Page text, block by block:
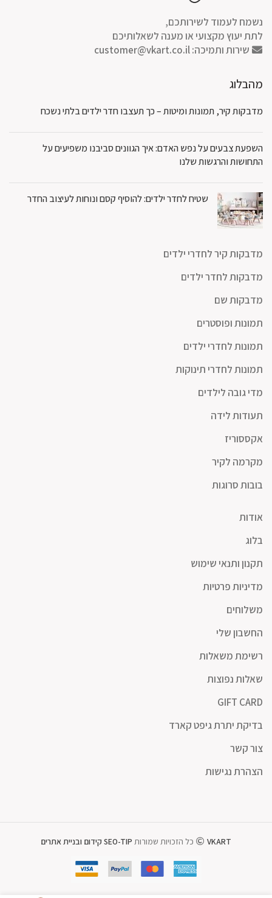
נשמח לעמוד לשירותכם,
לתת יעוץ מקצועי או מענה לשאלותיכם
שירות ותמיכה:customer@vkart.co.il
מהבלוג
מדבקות קיר, תמונות ומיטות – כך תעצבו חדר ילדים בלתי נשכח
השפעת צבעים על נפש האדם: איך הגוונים סביבנו משפיעים על
התחושות והרגשות שלנו
שטיח לחדר ילדים: להוסיף קסם ונוחות לעיצוב החדר
מדבקות קיר לחדרי ילדים
מדבקות לחדר ילדים
מדבקות שם
תמונות ופוסטרים
תמונות לחדרי ילדים
תמונות לחדרי תינוקות
מדי גובה לילדים
תעודות לידה
אקססוריז
מקרמה לקיר
בובות סרוגות
אודות
בלוג
תקנון ותנאי שימוש
מדיניות פרטיות
משלוחים
החשבון שלי
רשימת משאלות
שאלות נפוצות
GIFT CARD
בדיקת יתרת גיפט קארד
צור קשר
הצהרת נגישות
VKART כל הזכויות שמורות SEO-TIP קידום ובניית אתרים